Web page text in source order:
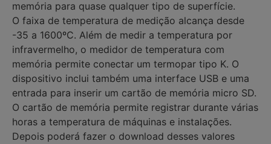
memória para quase qualquer tipo de superfície.
O faixa de temperatura de medição alcança desde
-35 a 1600ºC. Além de medir a temperatura por
infravermelho, o medidor de temperatura com
memória permite conectar um termopar tipo K. O
dispositivo inclui também uma interface USB e uma
entrada para inserir um cartão de memória micro SD.
O cartão de memória permite registrar durante várias
horas a temperatura de máquinas e instalações.
Depois poderá fazer o download desses valores